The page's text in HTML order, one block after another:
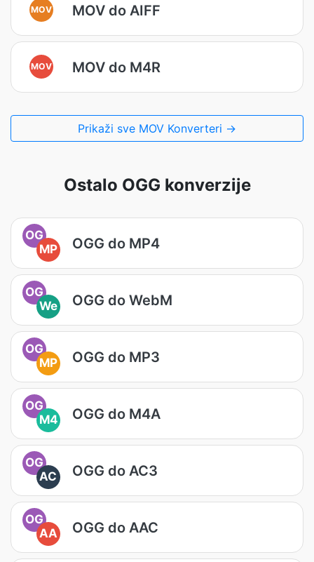
MOV MOV do AIFF
MOV MOV do M4R
Prikaži sve MOV Konverteri →
Ostalo OGG konverzije
OG
MP
OGG do MP4
OG
We
OGG do WebM
OG
MP
OGG do MP3
OG
M4
OGG do M4A
OG
AC
OGG do AC3
OG
AA
OGG do AAC